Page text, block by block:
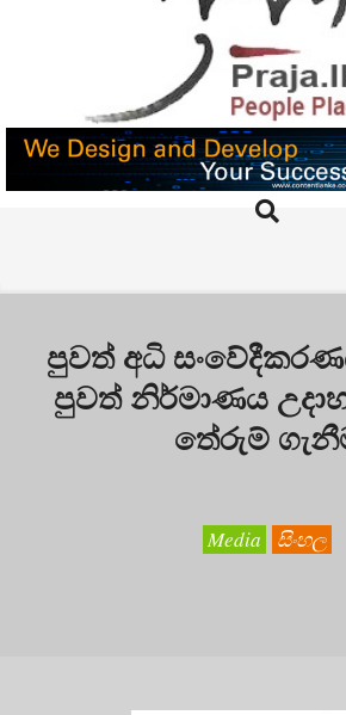
PRAJA.LK
Search
පුවත් අධි
පුවත් නිර්මාණය
තේරුම්
Media සිංහල